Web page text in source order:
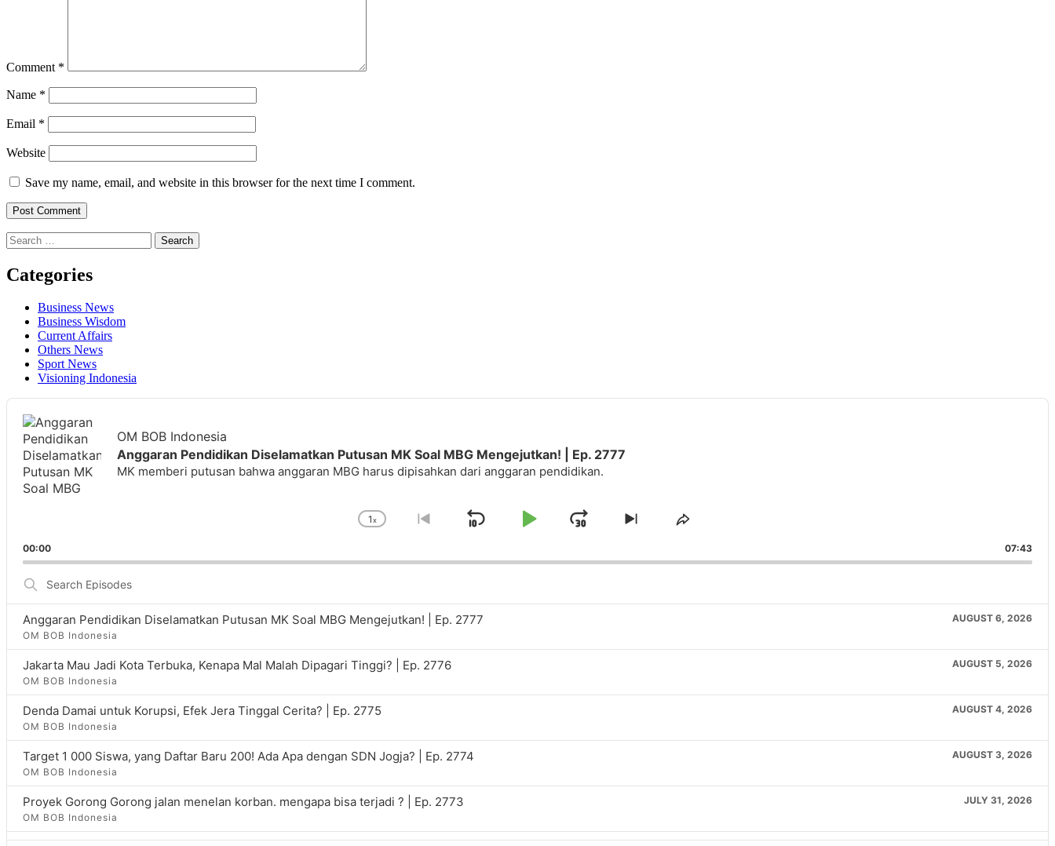
Comment *
Name *
Email *
Website
Save my name, email, and website in this browser for the next time I comment.
Search
for:
Categories
Business News
Business Wisdom
Current Affairs
Others News
Sport News
Visioning Indonesia
Audio
Player
OM BOB Indonesia
Anggaran Pendidikan Diselamatkan Putusan MK Soal MBG Mengejutkan! | Ep. 2777
MK memberi putusan bahwa anggaran MBG harus dipisahkan dari anggaran pendidikan.
Change
Rate
1x
Go
previous
Skip
Play JumpSkip
next
Share
Episode
00:00 07:43
Search
Episodes
Anggaran Pendidikan Diselamatkan Putusan MK Soal MBG Mengejutkan! | Ep. 2777
AUGUST 6, 2026
OM BOB Indonesia
Jakarta Mau Jadi Kota Terbuka, Kenapa Mal Malah Dipagari Tinggi? | Ep. 2776
AUGUST 5, 2026
OM BOB Indonesia
Denda Damai untuk Korupsi, Efek Jera Tinggal Cerita? | Ep. 2775
AUGUST 4, 2026
OM BOB Indonesia
Target 1 000 Siswa, yang Daftar Baru 200! Ada Apa dengan SDN Jogja? | Ep. 2774
AUGUST 3, 2026
OM BOB Indonesia
Proyek Gorong Gorong jalan menelan korban. mengapa bisa terjadi ? | Ep. 2773
JULY 31, 2026
OM BOB Indonesia